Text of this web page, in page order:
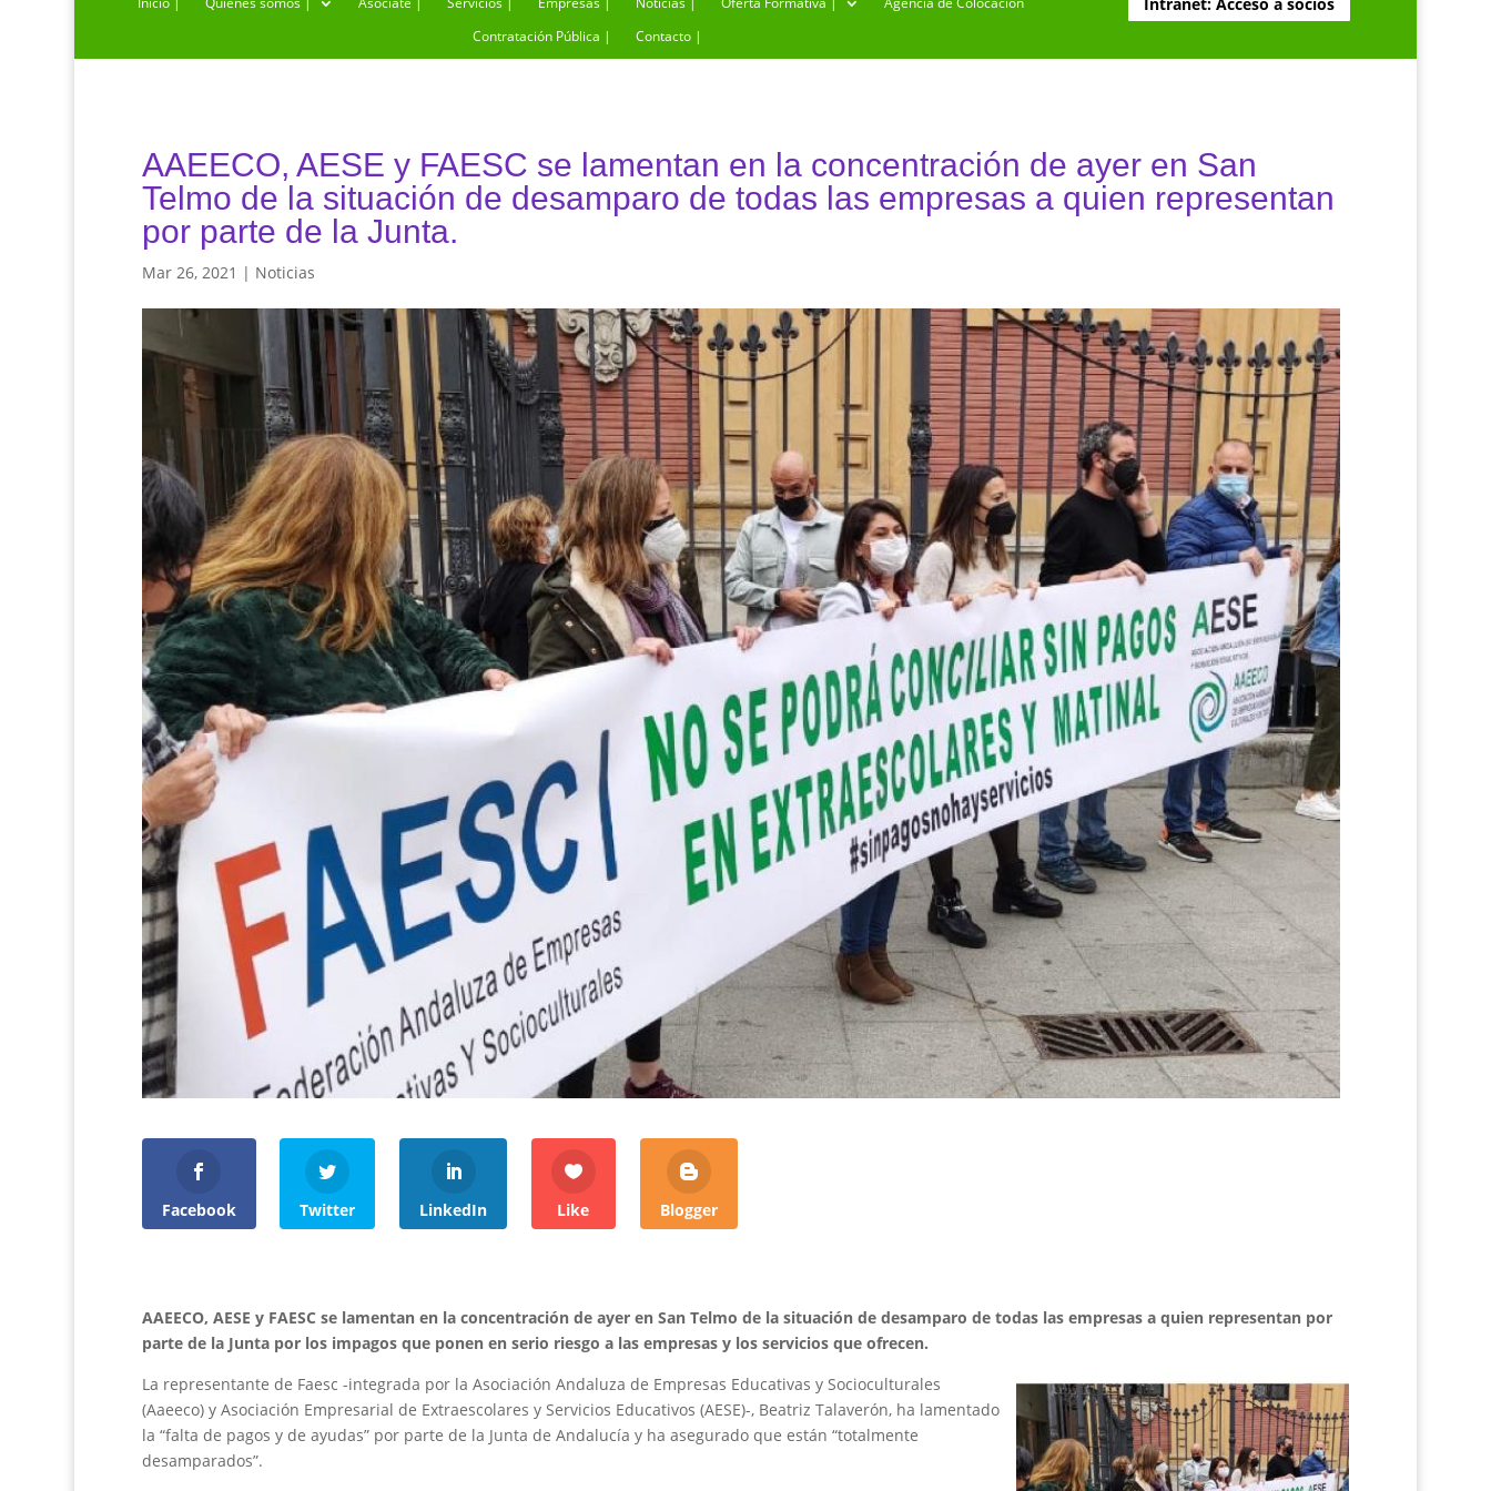
Contratación Pública |
Contacto |
AAEECO, AESE y FAESC se lamentan en la concentración de ayer en San
Telmo de la situación de desamparo de todas las empresas a quien representan
por parte de la Junta.
Mar 26, 2021 | Noticias
Facebook Twitter LinkedIn Like Blogger
AAEECO, AESE y FAESC se lamentan en la concentración de ayer en San Telmo de la situación de desamparo de todas las empresas a quien representan por
parte de la Junta por los impagos que ponen en serio riesgo a las empresas y los servicios que ofrecen.
La representante de Faesc -integrada por la Asociación Andaluza de Empresas Educativas y Socioculturales
(Aaeeco) y Asociación Empresarial de Extraescolares y Servicios Educativos (AESE)-, Beatriz Talaverón, ha lamentado
la “falta de pagos y de ayudas” por parte de la Junta de Andalucía y ha asegurado que están “totalmente
desamparados”.